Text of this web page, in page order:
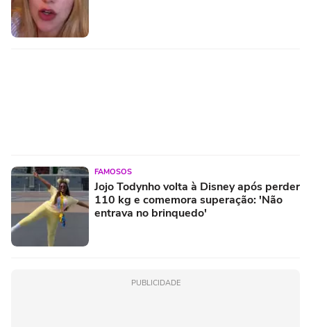
FAMOSOS
Jojo Todynho volta à Disney após perder
110 kg e comemora superação: 'Não
entrava no brinquedo'
PUBLICIDADE